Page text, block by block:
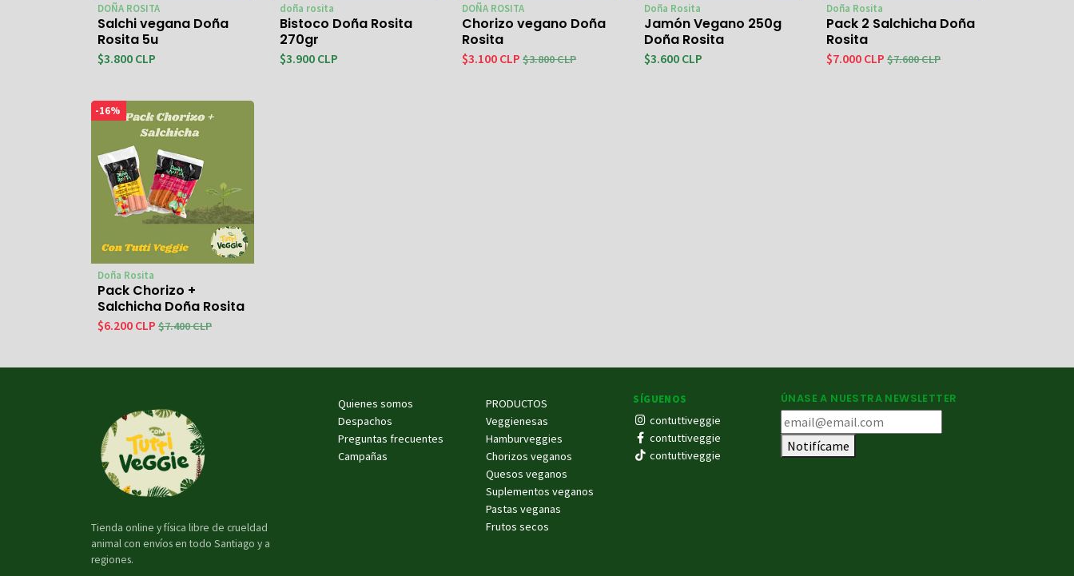
DOÑA ROSITA
Salchi vegana Doña
Rosita 5u
$3.800 CLP
doña rosita
Bistoco Doña Rosita
270gr
$3.900 CLP
DOÑA ROSITA
Chorizo vegano Doña
Rosita
$3.100 CLP $3.800 CLP
Doña Rosita
Jamón Vegano 250g
Doña Rosita
$3.600 CLP
Doña Rosita
Pack 2 Salchicha Doña
Rosita
$7.000 CLP $7.600 CLP
-16%
Doña Rosita
Pack Chorizo +
Salchicha Doña Rosita
$6.200 CLP $7.400 CLP
Tienda online y física libre de crueldad
animal con envíos en todo Santiago y a
regiones.
Quienes somos
Despachos
Preguntas frecuentes
Campañas
PRODUCTOS
Veggienesas
Hamburveggies
Chorizos veganos
Quesos veganos
Suplementos veganos
Pastas veganas
Frutos secos
SÍGUENOS
contuttiveggie
contuttiveggie
contuttiveggie
ÚNASE A NUESTRA NEWSLETTER
Notifícame